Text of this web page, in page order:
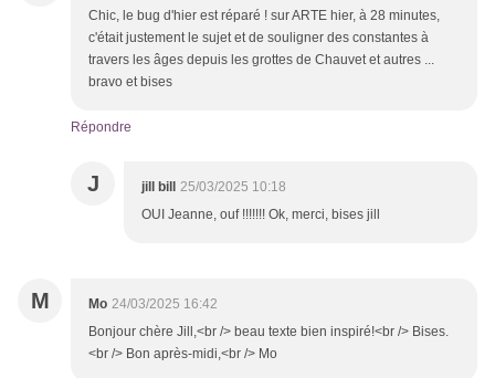
Chic, le bug d'hier est réparé ! sur ARTE hier, à 28 minutes,
c'était justement le sujet et de souligner des constantes à
travers les âges depuis les grottes de Chauvet et autres ...
bravo et bises
Répondre
J jill bill
25/03/2025 10:18
OUI Jeanne, ouf !!!!!!! Ok, merci, bises jill
M Mo 24/03/2025 16:42
Bonjour chère Jill,<br /> beau texte bien inspiré!<br /> Bises.
<br /> Bon après-midi,<br /> Mo